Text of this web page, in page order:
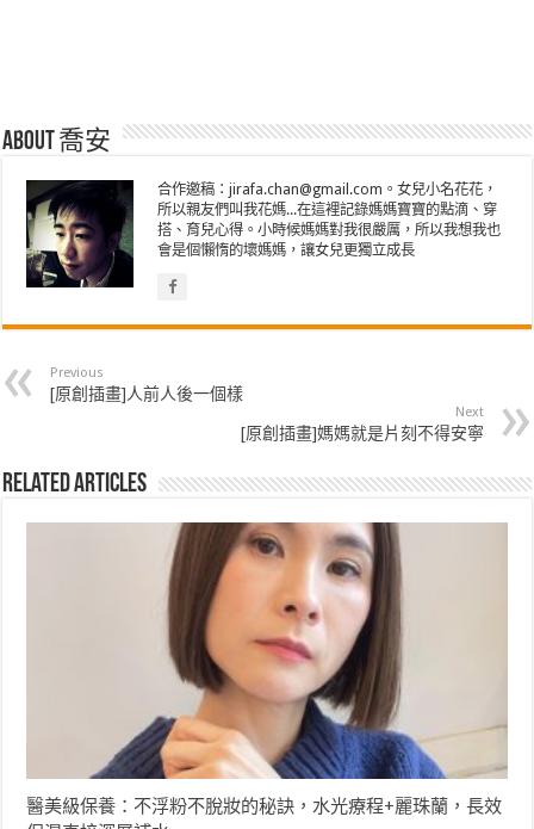
About 喬安
合作邀稿：jirafa.chan@gmail.com。女兒小名花花，
所以親友們叫我花媽...在這裡記錄媽媽寶寶的點滴、穿
搭、育兒心得。小時候媽媽對我很嚴厲，所以我想我也
會是個懶惰的壞媽媽，讓女兒更獨立成長
Previous
[原創插畫]人前人後一個樣
Next
[原創插畫]媽媽就是片刻不得安寧
Related Articles
醫美級保養：不浮粉不脫妝的秘訣，水光療程+麗珠蘭，長效